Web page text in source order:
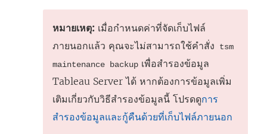
หมายเหตุ: เมื่อกำหนดค่าที่จัดเก็บไฟล์
ภายนอกแล้ว คุณจะไม่สามารถใช้คำสั่ง tsm
maintenance backup เพื่อสำรองข้อมูล
Tableau Server ได้ หากต้องการข้อมูลเพิ่ม
เติมเกี่ยวกับวิธีสำรองข้อมูลนี้ โปรดดูการ
สำรองข้อมูลและกู้คืนด้วยที่เก็บไฟล์ภายนอก